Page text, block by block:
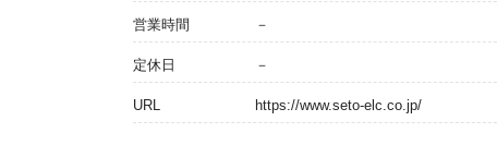
営業時間 －
定休日 －
URL https://www.seto-elc.co.jp/